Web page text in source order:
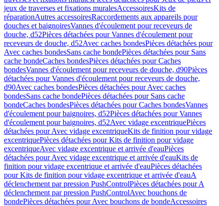
jeux de traverses et fixations muralesAccessoiresKits de
réparationAutres accessoiresRaccordements aux appareils pour
douches et baignoiresVannes d'écoulement pour receveurs de
douche, d52Pièces détachées pour Vannes d'écoulement pour
receveurs de douche, d52Avec caches bondesPièces détachées pour
Avec caches bondesSans cache bondePièces détachées pour Sans
cache bondeCaches bondesPièces détachées pour Caches
bondesVannes d'écoulement pour receveurs de douche, d90Pièces
détachées pour Vannes d'écoulement pour receveurs de douche,
d90Avec caches bondesPièces détachées pour Avec caches
bondesSans cache bondePièces détachées pour Sans cache
bondeCaches bondesPièces détachées pour Caches bondesVannes
d'écoulement pour baignoires, d52Pièces détachées pour Vannes
d'écoulement pour baignoires, d52Avec vidage excentriquePièces
détachées pour Avec vidage excentriqueKits de finition pour vidage
excentriquePièces détachées pour Kits de finition pour vidage
excentriqueAvec vidage excentrique et arrivée d'eauPièces
détachées pour Avec vidage excentrique et arrivée d'eauKits de
finition pour vidage excentrique et arrivée d'eauPièces détachées
pour Kits de finition pour vidage excentrique et arrivée d'eauA
déclenchement par pression PushControlPièces détachées pour A
déclenchement par pression PushControlAvec bouchons de
bondePièces détachées pour Avec bouchons de bondeAccessoires